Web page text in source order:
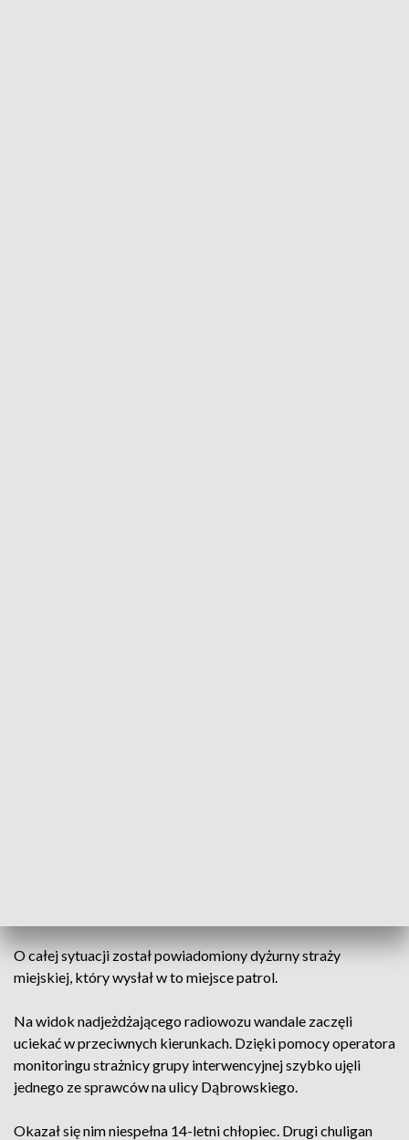
O całej sytuacji został powiadomiony dyżurny straży
miejskiej, który wysłał w to miejsce patrol.
Na widok nadjeżdżającego radiowozu wandale zaczęli
uciekać w przeciwnych kierunkach. Dzięki pomocy operatora
monitoringu strażnicy grupy interwencyjnej szybko ujęli
jednego ze sprawców na ulicy Dąbrowskiego.
Okazał się nim niespełna 14-letni chłopiec. Drugi chuligan